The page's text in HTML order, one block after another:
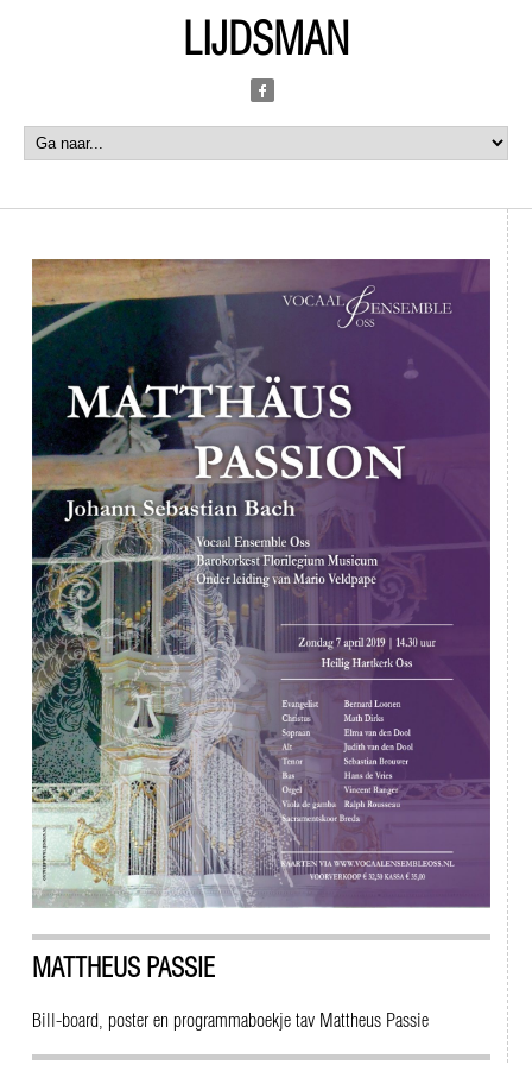
LIJDSMAN
MATTHEUS PASSIE
Bill-board, poster en programmaboekje tav Mattheus Passie